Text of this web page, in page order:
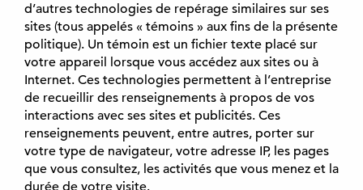
d’autres technologies de repérage similaires sur ses
sites (tous appelés « témoins » aux fins de la présente
politique). Un témoin est un fichier texte placé sur
votre appareil lorsque vous accédez aux sites ou à
Internet. Ces technologies permettent à l’entreprise
de recueillir des renseignements à propos de vos
interactions avec ses sites et publicités. Ces
renseignements peuvent, entre autres, porter sur
votre type de navigateur, votre adresse IP, les pages
que vous consultez, les activités que vous menez et la
durée de votre visite.